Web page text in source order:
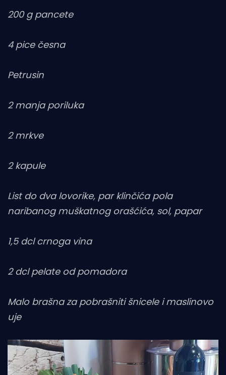
200 g pancete
4 pice česna
Petrusin
2 manja poriluka
2 mrkve
2 kapule
List do dva lovorike, par klinčića pola
naribanog muškatnog orašćića, sol, papar
1,5 dcl crnoga vina
2 dcl pelate od pomadora
Malo brašna za pobrašniti šnicele i maslinovo
uje